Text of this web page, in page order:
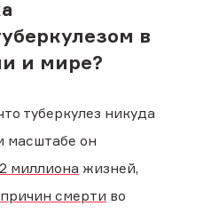
в
и мире?
туберкулез никуда
масштабе он
миллиона жизней,
смерти во